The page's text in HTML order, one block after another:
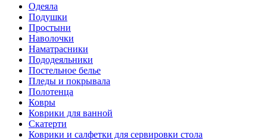
Одеяла
Подушки
Простыни
Наволочки
Наматрасники
Пододеяльники
Постельное белье
Пледы и покрывала
Полотенца
Ковры
Коврики для ванной
Скатерти
Коврики и салфетки для сервировки стола